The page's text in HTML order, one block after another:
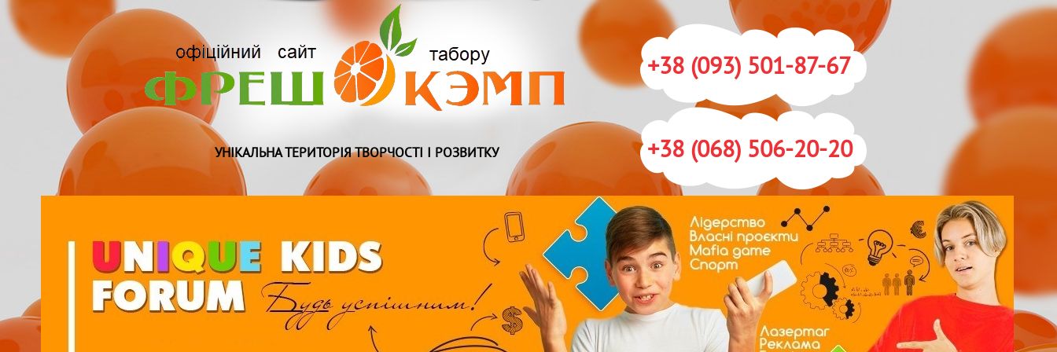
УНІКАЛЬНА ТЕРИТОРІЯ ТВОРЧОСТІ І РОЗВИТКУ
+38 (093) 501-87-67
+38 (068) 506-20-20